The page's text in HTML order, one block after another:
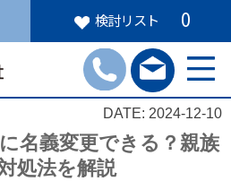
検討リスト 0
DATE: 2024-12-10
名義変更できる？親族
処法を解説